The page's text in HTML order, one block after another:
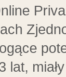
lat,